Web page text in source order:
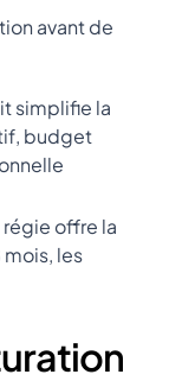
avant de
simplifie la
budget
régie offre la
mois, les